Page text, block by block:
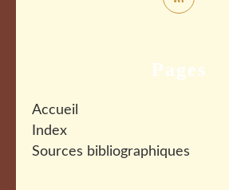
Pages
Accueil
Index
Sources bibliographiques